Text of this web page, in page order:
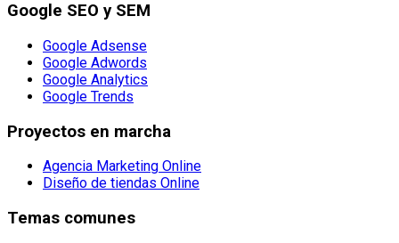
Google SEO y SEM
Google Adsense
Google Adwords
Google Analytics
Google Trends
Proyectos en marcha
Agencia Marketing Online
Diseño de tiendas Online
Temas comunes